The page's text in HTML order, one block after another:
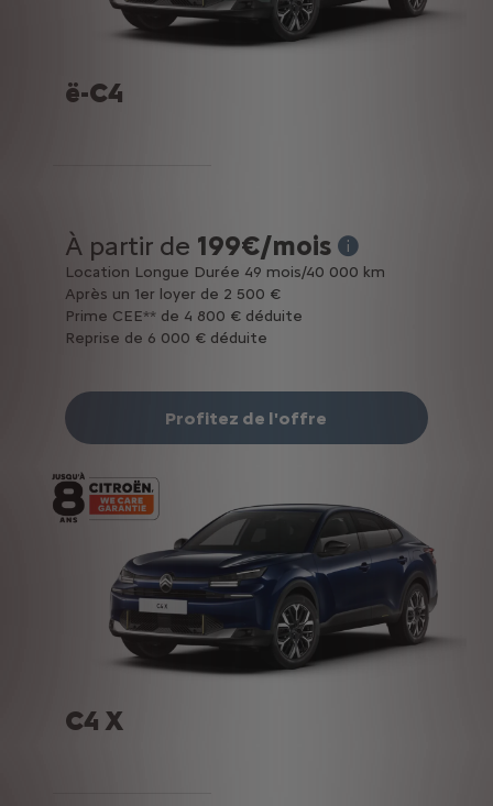
ë-C4
À partir de 199€/mois
* Exemple pour
Location Longue Durée 49 mois/40 000 km
Après un 1er loyer de 2 500 €
Prime CEE** de 4 800 € déduite
Reprise de 6 000 € déduite
Profitez de l'offre
C4 X